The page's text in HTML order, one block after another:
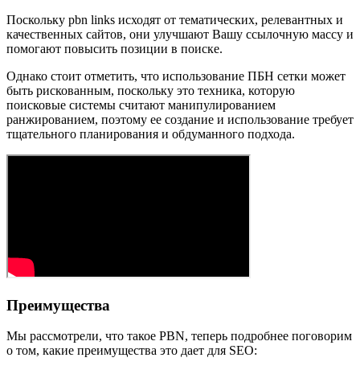
Поскольку pbn links исходят от тематических, релевантных и
качественных сайтов, они улучшают Вашу ссылочную массу и
помогают повысить позиции в поиске.
Однако стоит отметить, что использование ПБН сетки может
быть рискованным, поскольку это техника, которую
поисковые системы считают манипулированием
ранжированием, поэтому ее создание и использование требует
тщательного планирования и обдуманного подхода.
Преимущества
Мы рассмотрели, что такое PBN, теперь подробнее поговорим
о том, какие преимущества это дает для SEO: